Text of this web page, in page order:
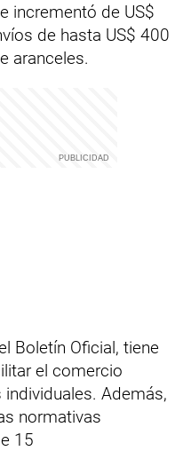
incrementó de US$
de hasta US$ 400
aranceles.
Boletín Oficial, tiene
el comercio
Además,
normativas
15